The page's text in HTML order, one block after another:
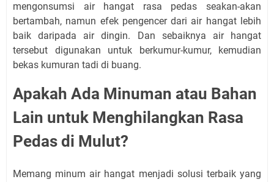
mengonsumsi air hangat rasa pedas seakan-akan
bertambah, namun efek pengencer dari air hangat lebih
baik daripada air dingin.
Dan sebaiknya air hangat
tersebut digunakan untuk berkumur-kumur, kemudian
bekas kumuran tadi di buang.
Apakah Ada Minuman atau Bahan
Lain untuk Menghilangkan Rasa
Pedas di Mulut?
Memang minum air hangat menjadi solusi terbaik yang